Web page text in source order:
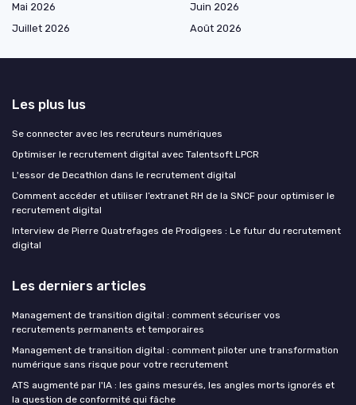
Mai 2026
Juin 2026
Juillet 2026
Août 2026
Les plus lus
Se connecter avec les recruteurs numériques
Optimiser le recrutement digital avec Talentsoft LPCR
L'essor de Decathlon dans le recrutement digital
Comment accéder et utiliser l’extranet RH de la SNCF pour optimiser le
recrutement digital
Interview de Pierre Quatrefages de Prodigees : Le futur du recrutement
digital
Les derniers articles
Management de transition digital : comment sécuriser vos
recrutements permanents et temporaires
Management de transition digital : comment piloter une transformation
numérique sans risque pour votre recrutement
ATS augmenté par l'IA : les gains mesurés, les angles morts ignorés et
la question de conformité qui fâche